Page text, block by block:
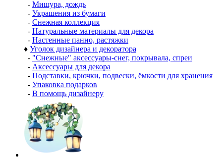
- Мишура, дождь
- Украшения из бумаги
- Снежная коллекция
- Натуральные материалы для декора
- Настенные панно, растяжки
♦ Уголок дизайнера и декоратора
- "Снежные" аксессуары-снег, покрывала, спреи
- Аксессуары для декора
- Подставки, крючки, подвески, ёмкости для хранения
- Упаковка подарков
- В помощь дизайнеру